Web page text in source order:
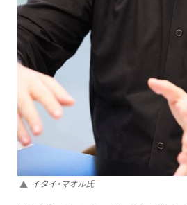
イタイ・マオル氏